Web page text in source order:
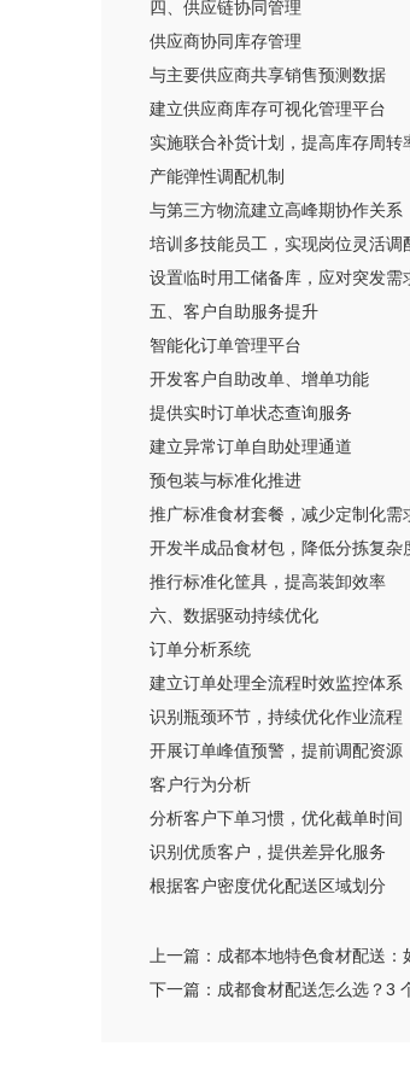
四、供应链协同管理
供应商协同库存管理
与主要供应商共享销售预测数据
建立供应商库存可视化管理平台
实施联合补货计划，提高库存周转
产能弹性调配机制
与第三方物流建立高峰期协作关系
培训多技能员工，实现岗位灵活调
设置临时用工储备库，应对突发需
五、客户自助服务提升
智能化订单管理平台
开发客户自助改单、增单功能
提供实时订单状态查询服务
建立异常订单自助处理通道
预包装与标准化推进
推广标准食材套餐，减少定制化需
开发半成品食材包，降低分拣复杂
推行标准化筐具，提高装卸效率
六、数据驱动持续优化
订单分析系统
建立订单处理全流程时效监控体系
识别瓶颈环节，持续优化作业流程
开展订单峰值预警，提前调配资源
客户行为分析
分析客户下单习惯，优化截单时间
识别优质客户，提供差异化服务
根据客户密度优化配送区域划分
上一篇： 成都本地特色食材配送
下一篇： 成都食材配送怎么选？3